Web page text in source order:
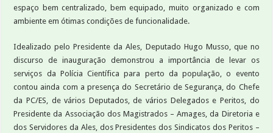
espaço bem centralizado, bem equipado, muito organizado e com
ambiente em ótimas condições de funcionalidade.
Idealizado pelo Presidente da Ales, Deputado Hugo Musso, que no
discurso de inauguração demonstrou a importância de levar os
serviços da Polícia Científica para perto da população, o evento
contou ainda com a presença do Secretário de Segurança, do Chefe
da PC/ES, de vários Deputados, de vários Delegados e Peritos, do
Presidente da Associação dos Magistrados – Amages, da Diretoria e
dos Servidores da Ales, dos Presidentes dos Sindicatos dos Peritos –